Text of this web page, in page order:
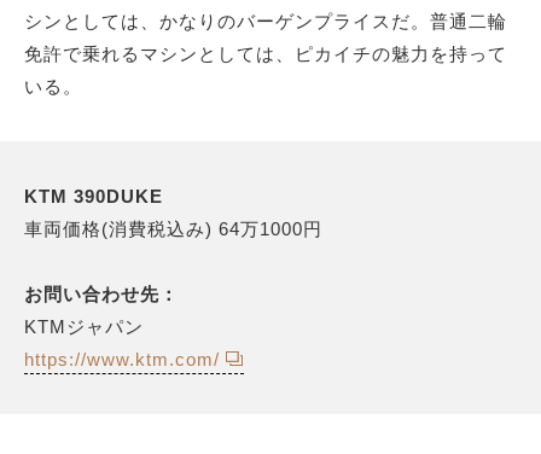
シンとしては、かなりのバーゲンプライスだ。普通二輪
免許で乗れるマシンとしては、ピカイチの魅力を持って
いる。
KTM 390DUKE
車両価格(消費税込み) 64万1000円
お問い合わせ先：
KTMジャパン
https://www.ktm.com/